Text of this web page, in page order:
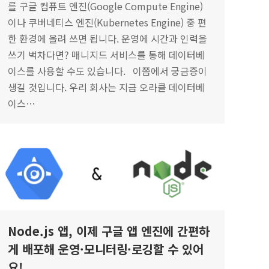
를 구글 컴퓨트 엔진(Google Compute Engine)
이나 쿠버네티스 엔진(Kubernetes Engine) 중 편
한 환경에 올려 쓰면 됩니다. 운영에 시간과 인력을
쓰기 벅차다면? 매니지드 서비스를 통해 데이터베
이스를 사용할 수도 있습니다. 이쯤에서 궁금증이
생길 것입니다. 우리 회사는 지금 오라클 데이터베
이스…
Node.js 앱, 이제 구글 앱 엔진에 간편하
게 배포해 운영·모니터링·로깅할 수 있어